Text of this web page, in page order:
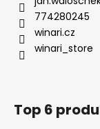
774280245
winari.cz
winari_store
Top 6